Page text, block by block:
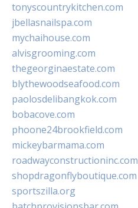
tonyscountrykitchen.com
jbellasnailspa.com
mychaihouse.com
alvisgrooming.com
thegeorginaestate.com
blythewoodseafood.com
paolosdelibangkok.com
bobacove.com
phoone24brookfield.com
mickeybarmama.com
roadwayconstructioninc.com
shopdragonflyboutique.com
sportszilla.org